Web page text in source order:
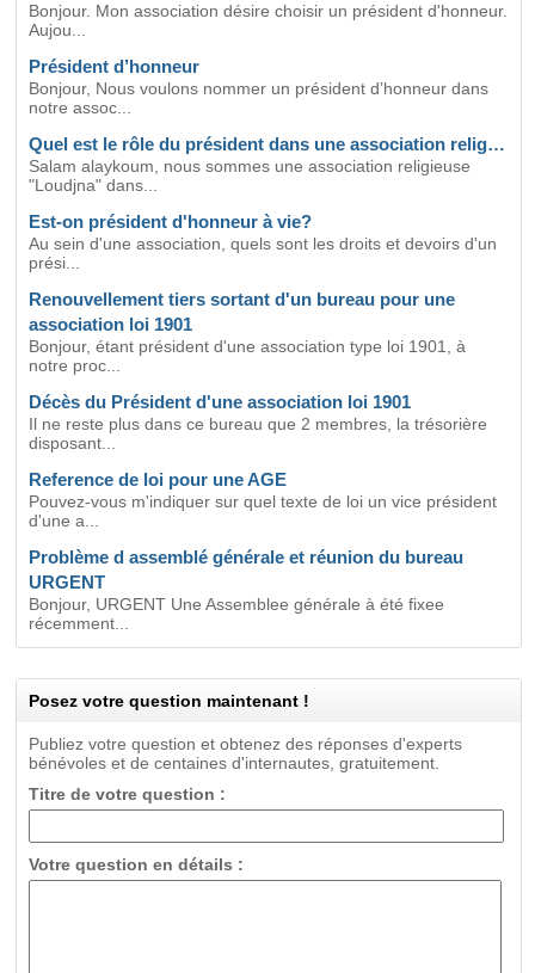
Bonjour. Mon association désire choisir un président d'honneur.
Aujou...
Président d’honneur
Bonjour, Nous voulons nommer un président d’honneur dans
notre assoc...
Quel est le rôle du président dans une association relig…
Salam alaykoum, nous sommes une association religieuse
"Loudjna" dans...
Est-on président d'honneur à vie?
Au sein d'une association, quels sont les droits et devoirs d'un
prési...
Renouvellement tiers sortant d'un bureau pour une
association loi 1901
Bonjour, étant président d'une association type loi 1901, à
notre proc...
Décès du Président d'une association loi 1901
Il ne reste plus dans ce bureau que 2 membres, la trésorière
disposant...
Reference de loi pour une AGE
Pouvez-vous m'indiquer sur quel texte de loi un vice président
d'une a...
Problème d assemblé générale et réunion du bureau
URGENT
Bonjour, URGENT Une Assemblee générale à été fixee
récemment...
Posez votre question maintenant !
Publiez votre question et obtenez des réponses d'experts
bénévoles et de centaines d'internautes, gratuitement.
Titre de votre question :
Votre question en détails :